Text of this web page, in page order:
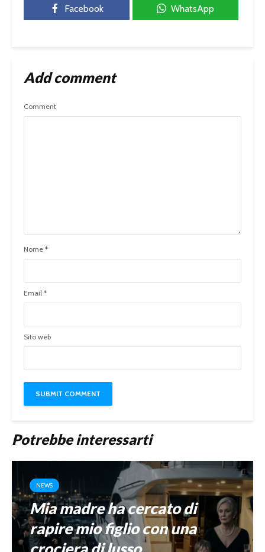
Facebook WhatsApp
Add comment
Comment
Nome *
Email *
Sito web
Potrebbe interessarti
NEWS
Mia madre ha cercato di
rapire mio figlio con una